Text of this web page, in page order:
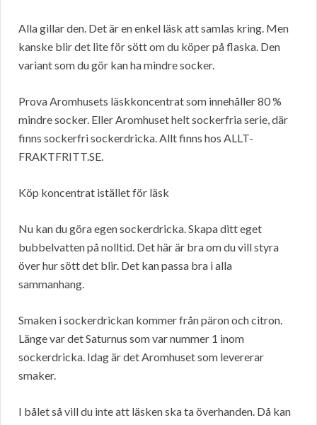
Alla gillar den. Det är en enkel läsk att samlas kring. Men
kanske blir det lite för sött om du köper på flaska. Den
variant som du gör kan ha mindre socker.
Prova Aromhusets läskkoncentrat som innehåller 80 %
mindre socker. Eller Aromhuset helt sockerfria serie, där
finns sockerfri sockerdricka. Allt finns hos ALLT-
FRAKTFRITT.SE.
Köp koncentrat istället för läsk
Nu kan du göra egen sockerdricka. Skapa ditt eget
bubbelvatten på nolltid. Det här är bra om du vill styra
över hur sött det blir. Det kan passa bra i alla
sammanhang.
Smaken i sockerdrickan kommer från päron och citron.
Länge var det Saturnus som var nummer 1 inom
sockerdricka. Idag är det Aromhuset som levererar
smaker.
I bålet så vill du inte att läsken ska ta överhanden. Då kan